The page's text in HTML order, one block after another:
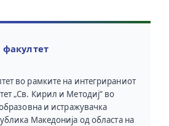
во рамките на интегрираниот
„Св. Кирил и Методиј“ во
и истражувачка
Македонија од областа на